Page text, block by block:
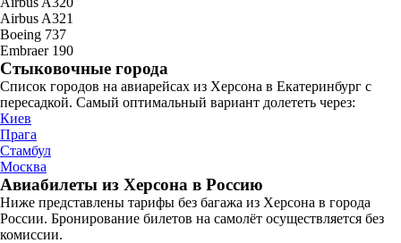
Airbus A321
Boeing 737
Embraer 190
Стыковочные города
Список городов на авиарейсах из Херсона в Екатеринбург с
пересадкой. Самый оптимальный вариант долететь через:
Киев
Прага
Стамбул
Москва
Авиабилеты из Херсона в Россию
Ниже представлены тарифы без багажа из Херсона в города
России. Бронирование билетов на самолёт осуществляется без
комиссии.